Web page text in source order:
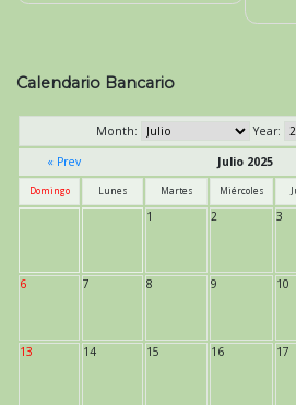
Calendario Bancario
Month:
Year:
« Prev
Julio 2025
Domingo Lunes Martes Miércoles
1 2 3
6 7 8 9 10
13 14 15 16 17